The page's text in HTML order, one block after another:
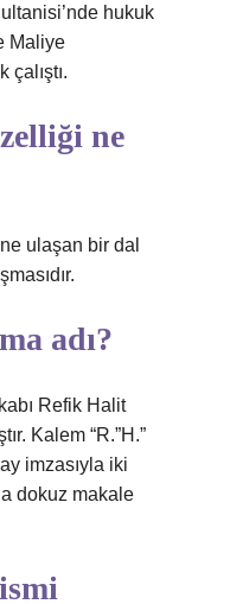
hukuk
Maliye
çalıştı.
ne
ulaşan bir dal
adı?
Refik Halit
Kalem “R.”H.”
imzasıyla iki
dokuz makale